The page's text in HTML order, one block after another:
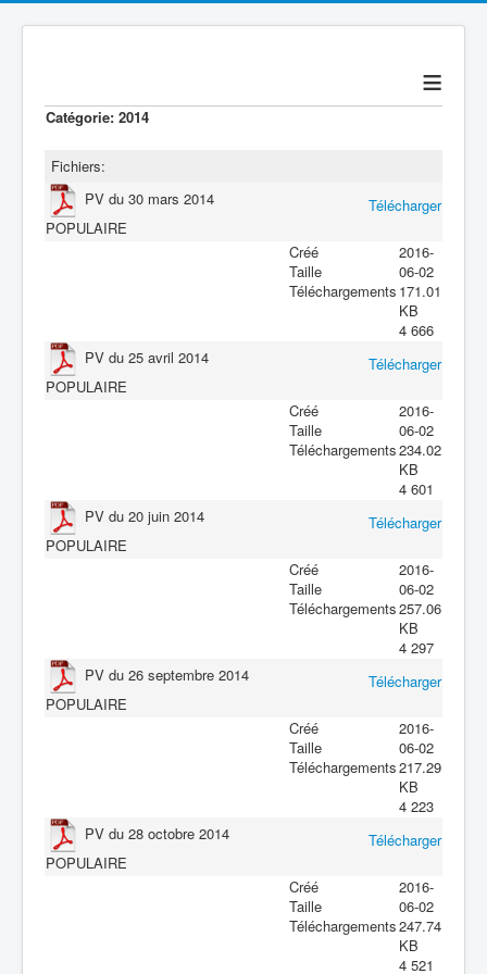
≡
Catégorie: 2014
Fichiers:
PV du 30 mars 2014
POPULAIRE
Télécharger
Créé
Taille
Téléchargements
2016-
06-02
171.01
KB
4 666
PV du 25 avril 2014
POPULAIRE
Télécharger
Créé
Taille
Téléchargements
2016-
06-02
234.02
KB
4 601
PV du 20 juin 2014
POPULAIRE
Télécharger
Créé
Taille
Téléchargements
2016-
06-02
257.06
KB
4 297
PV du 26 septembre 2014
POPULAIRE
Télécharger
Créé
Taille
Téléchargements
2016-
06-02
217.29
KB
4 223
PV du 28 octobre 2014
POPULAIRE
Télécharger
Créé
Taille
Téléchargements
2016-
06-02
247.74
KB
4 521